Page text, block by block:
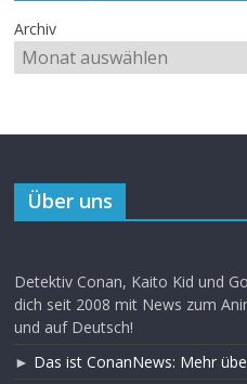
Archiv
Über uns
Detektiv Conan, Kaito Kid und
dich seit 2008 mit News zum
und auf Deutsch!
► Das ist ConanNews: Mehr